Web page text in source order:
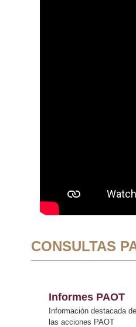
CONSULTAS
Informes PAOT
Información destacada de
las acciones PAOT